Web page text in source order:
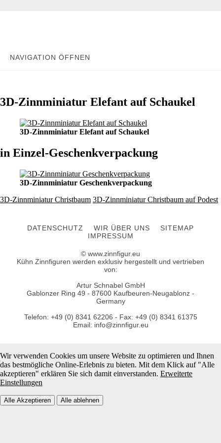
NAVIGATION ÖFFNEN
3D-Zinnminiatur Elefant auf Schaukel
3D-Zinnminiatur Elefant auf Schaukel
in Einzel-Geschenkverpackung
3D-Zinnminiatur Geschenkverpackung
3D-Zinnminiatur Christbaum 3D-Zinnminiatur Christbaum auf Podest
DATENSCHUTZ WIR ÜBER UNS
SITEMAP
IMPRESSUM
© www.zinnfigur.eu
Kühn Zinnfiguren werden exklusiv hergestellt und vertrieben
von:
Artur Schnabel GmbH
Gablonzer Ring 49 - 87600 Kaufbeuren-Neugablonz -
Germany
Telefon: +49 (0) 8341 62206 - Fax: +49 (0) 8341 61375
Email: info@zinnfigur.eu
Wir verwenden Cookies um unsere Website zu optimieren und Ihnen
das bestmögliche Online-Erlebnis zu bieten. Mit dem Klick auf "Alle
akzeptieren" erklären Sie sich damit einverstanden. Erweiterte
Einstellungen
Alle Akzeptieren Alle ablehnen